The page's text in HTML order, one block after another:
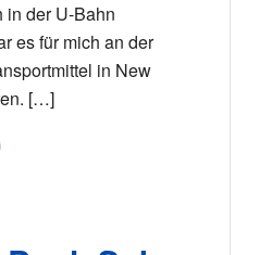
der U-Bahn
es für mich an der
in New
[…]